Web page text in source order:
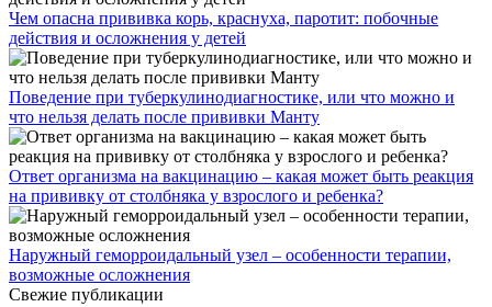
Чем опасна прививка корь, краснуха, паротит: побочные
действия и осложнения у детей
Поведение при туберкулинодиагностике, или что можно и
что нельзя делать после прививки Манту
Ответ организма на вакцинацию – какая может быть реакция
на прививку от столбняка у взрослого и ребенка?
Наружный геморроидальный узел – особенности терапии,
возможные осложнения
Свежие публикации